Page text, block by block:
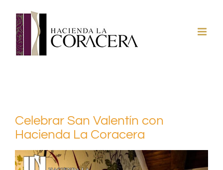
contenido
Celebrar San Valentín con
Hacienda La Coracera